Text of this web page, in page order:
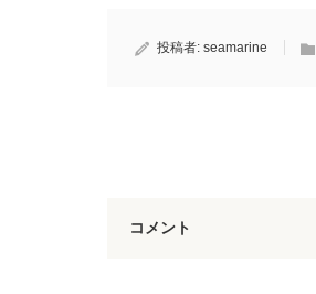
投稿者: seamarine
コメント